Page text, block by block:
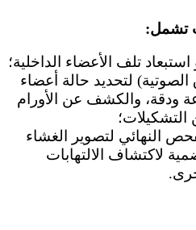
تشمل:
تلف الأعضاء الداخلية؛
الصوتية) لتحديد حالة أعضاء
ودقة، والكشف عن الأورام
النهائي لتصوير الغشاء
لاكتشاف الالتهابات